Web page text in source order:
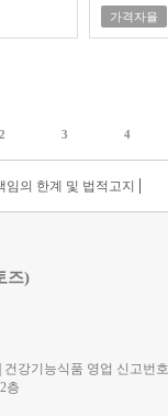
가격자율
2 3 4
임의 한계 및 법적고지
즈)
강기능식품 영업 신고번
층